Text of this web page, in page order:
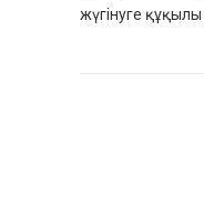
жүгінуге құқылы